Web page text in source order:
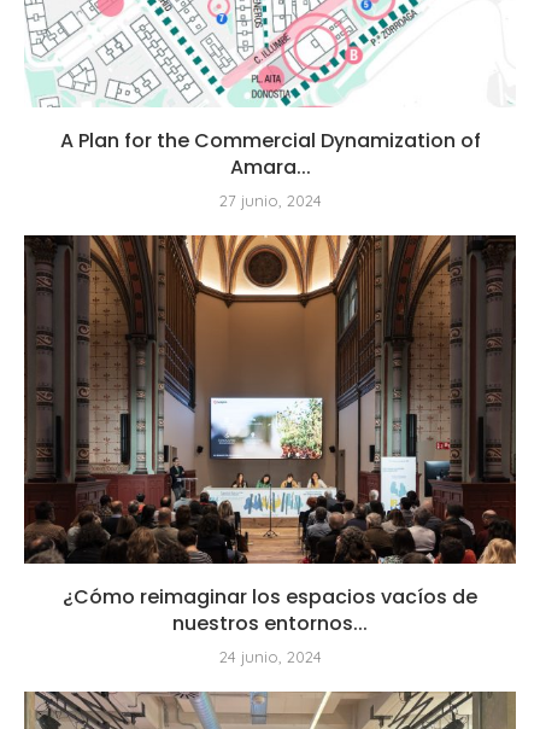
A Plan for the Commercial Dynamization of
Amara...
27 junio, 2024
¿Cómo reimaginar los espacios vacíos de
nuestros entornos...
24 junio, 2024